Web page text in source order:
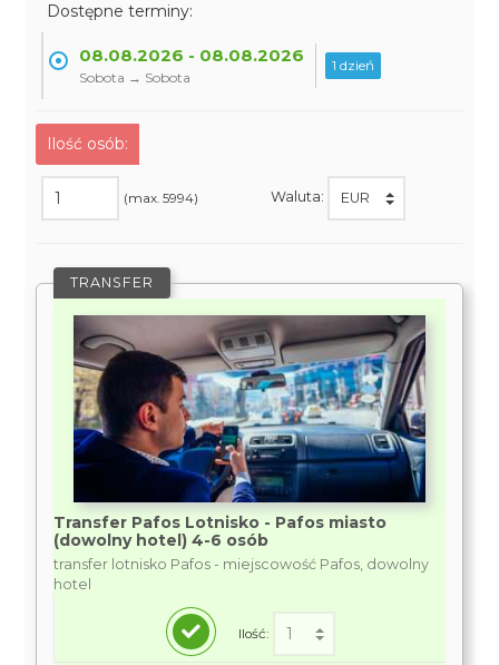
Dostępne terminy:
08.08.2026 - 08.08.2026
Sobota → Sobota
1 dzień
Ilość osób:
(max. 5994) Waluta:
TRANSFER
Transfer Pafos Lotnisko - Pafos miasto
(dowolny hotel) 4-6 osób
transfer lotnisko Pafos - miejscowość Pafos, dowolny
hotel
Ilość: